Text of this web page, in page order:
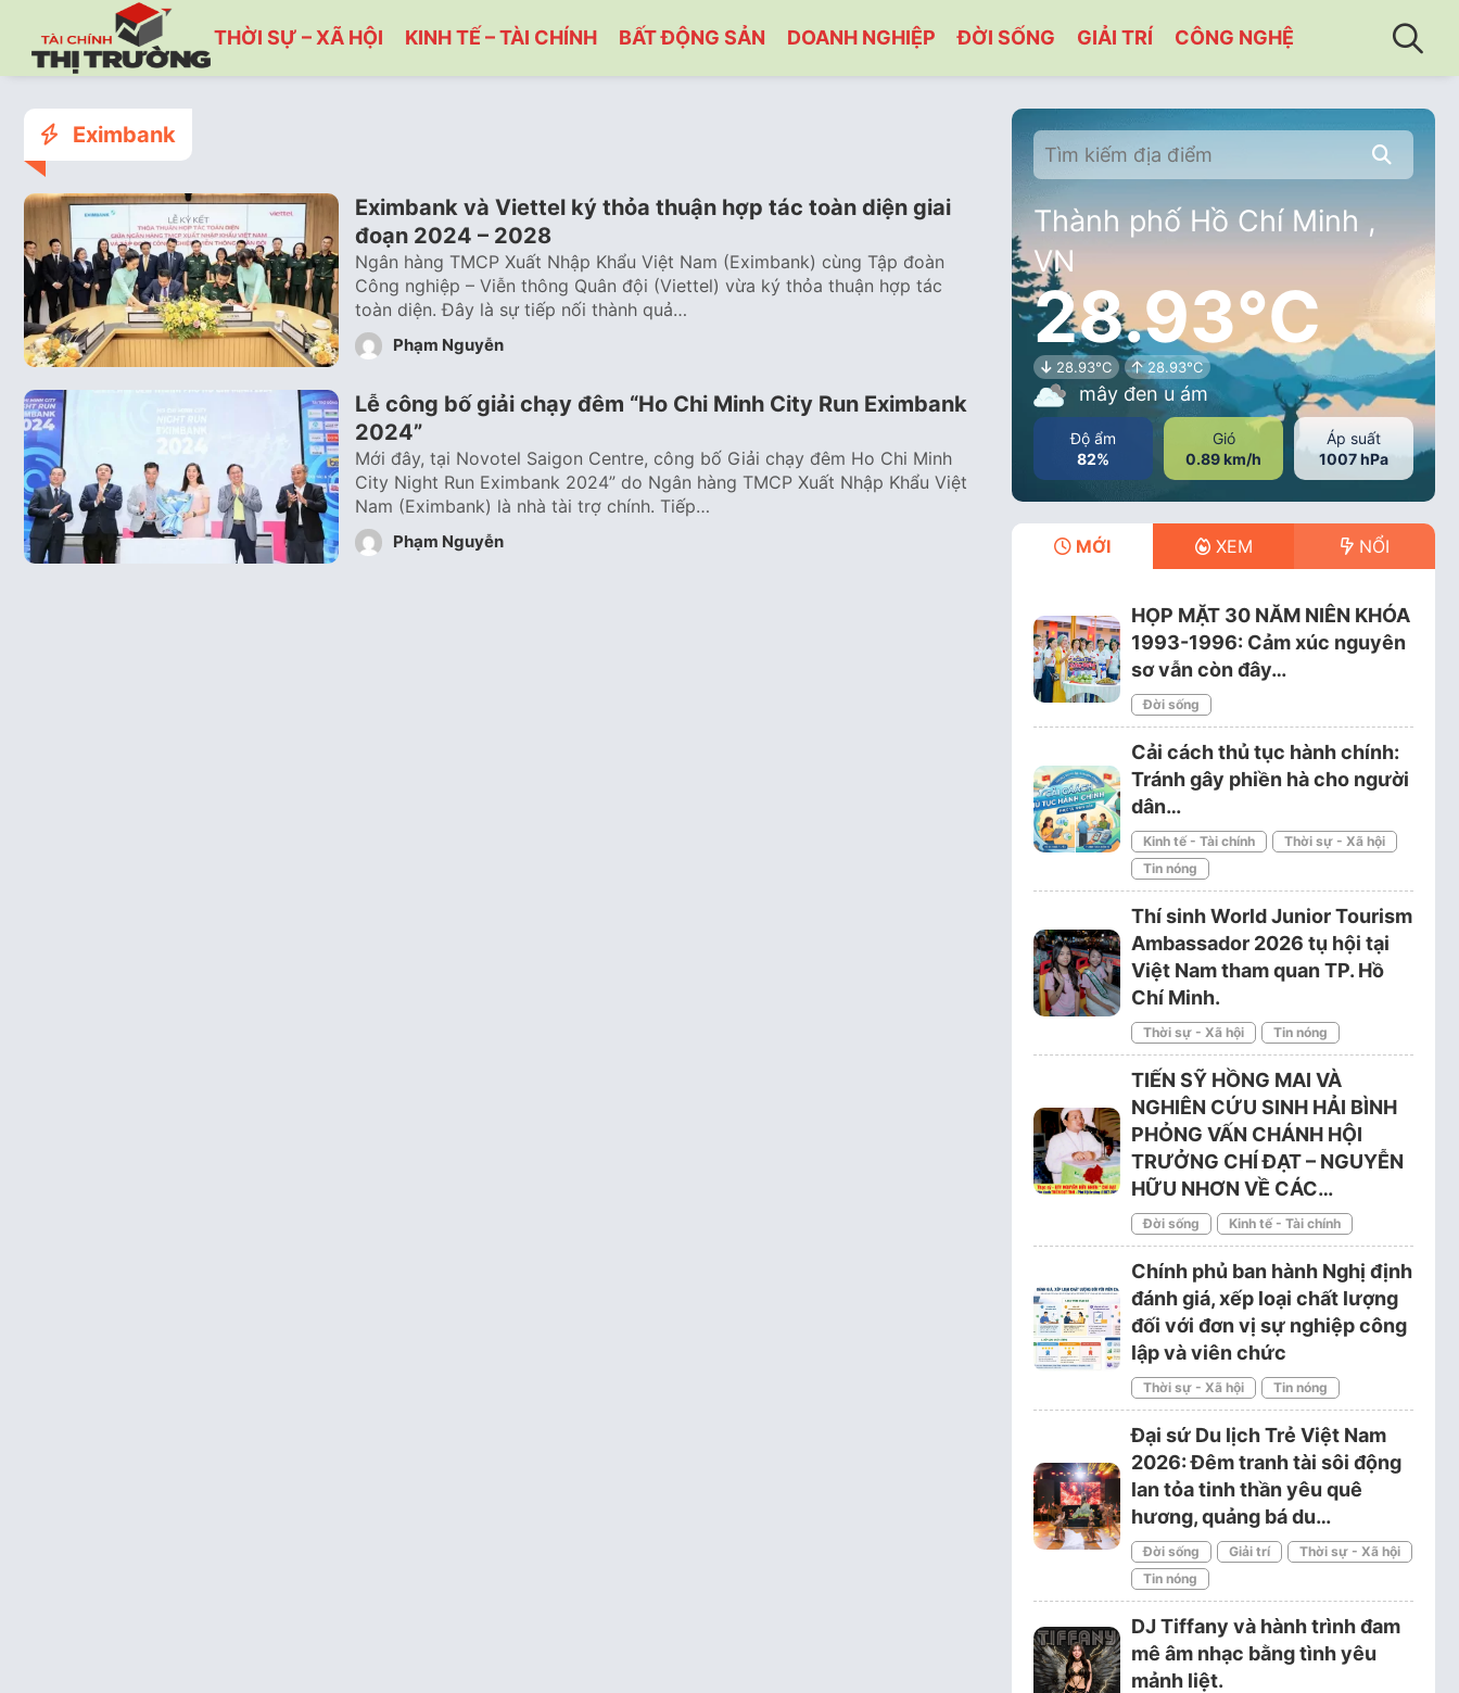
THỜI SỰ – XÃ HỘI KINH TẾ – TÀI CHÍNH BẤT ĐỘNG SẢN DOANH NGHIỆP ĐỜI SỐNG GIẢI TRÍ CÔNG NGHỆ
Eximbank
Eximbank và Viettel ký thỏa thuận hợp tác toàn diện giai
đoạn 2024 – 2028
Ngân hàng TMCP Xuất Nhập Khẩu Việt Nam (Eximbank) cùng Tập đoàn
Công nghiệp – Viễn thông Quân đội (Viettel) vừa ký thỏa thuận hợp tác
toàn diện. Đây là sự tiếp nối thành quả…
Phạm Nguyễn
Lễ công bố giải chạy đêm “Ho Chi Minh City Run Eximbank
2024”
Mới đây, tại Novotel Saigon Centre, công bố Giải chạy đêm Ho Chi Minh
City Night Run Eximbank 2024” do Ngân hàng TMCP Xuất Nhập Khẩu Việt
Nam (Eximbank) là nhà tài trợ chính. Tiếp…
Phạm Nguyễn
Thành phố Hồ Chí Minh ,
VN
28.93°C
28.93°C 28.93°C
mây đen u ám
Độ ẩm
82%
Gió
0.89 km/h
Áp suất
1007 hPa
MỚI XEM NỔI
HỌP MẶT 30 NĂM NIÊN KHÓA
1993-1996: Cảm xúc nguyên
sơ vẫn còn đây…
Đời sống
Cải cách thủ tục hành chính:
Tránh gây phiền hà cho người
dân…
Kinh tế - Tài chính
Thời sự - Xã hội
Tin nóng
Thí sinh World Junior Tourism
Ambassador 2026 tụ hội tại
Việt Nam tham quan TP. Hồ
Chí Minh.
Thời sự - Xã hội Tin nóng
TIẾN SỸ HỒNG MAI VÀ
NGHIÊN CỨU SINH HẢI BÌNH
PHỎNG VẤN CHÁNH HỘI
TRƯỞNG CHÍ ĐẠT – NGUYỄN
HỮU NHƠN VỀ CÁC…
Đời sống Kinh tế - Tài chính
Chính phủ ban hành Nghị định
đánh giá, xếp loại chất lượng
đối với đơn vị sự nghiệp công
lập và viên chức
Thời sự - Xã hội Tin nóng
Đại sứ Du lịch Trẻ Việt Nam
2026: Đêm tranh tài sôi động
lan tỏa tinh thần yêu quê
hương, quảng bá du…
Đời sống Giải trí
Thời sự - Xã hội
Tin nóng
DJ Tiffany và hành trình đam
mê âm nhạc bằng tình yêu
mảnh liệt.